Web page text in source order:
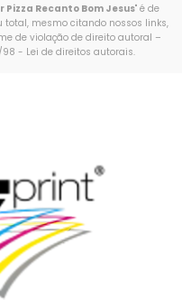
Recanto Bom Jesus" é de
total, mesmo citando nossos links,
de violação de direito autoral –
98 - Lei de direitos autorais.